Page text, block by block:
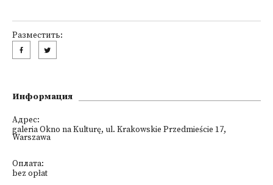
Разместить:
Информация
Адрес:
galeria Okno na Kulturę, ul. Krakowskie Przedmieście 17,
Warszawa
Оплата:
bez opłat